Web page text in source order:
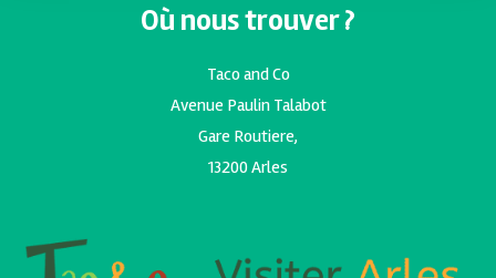
Où nous trouver ?
Taco and Co
Avenue Paulin Talabot
Gare Routiere,
13200 Arles